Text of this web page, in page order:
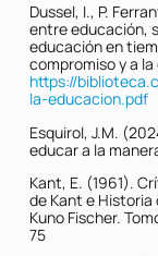
Dussel, I., P.
entre educación,
educación en
compromiso y a
https://
la-educacion.pdf
Esquirol, J.M.
educar a la
Kant, E. (1961).
de Kant e Historia
Kuno Fischer.
75